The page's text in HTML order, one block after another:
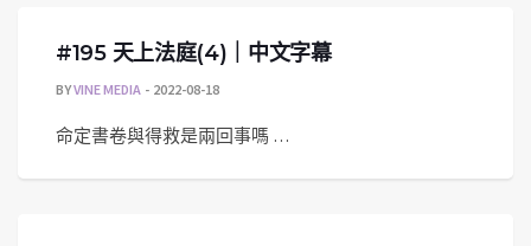
#195 天上法庭(4)｜中文字幕
BYVINE MEDIA 2022-08-18
命定書卷與得救是兩回事嗎 …